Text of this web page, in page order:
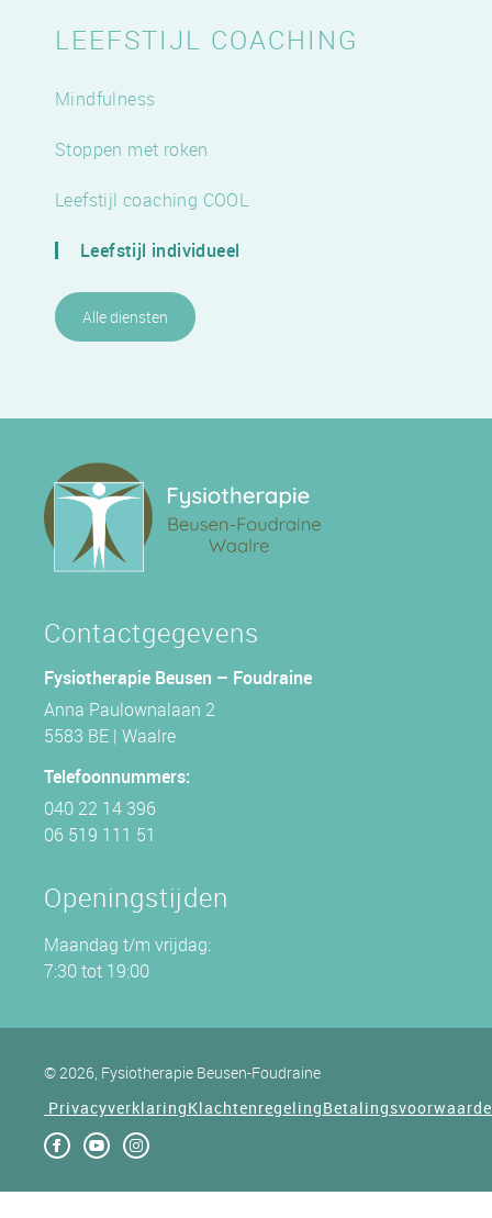
LEEFSTIJL COACHING
Mindfulness
Stoppen met roken
Leefstijl coaching COOL
Leefstijl individueel
Alle diensten
Contactgegevens
Fysiotherapie Beusen – Foudraine
Anna Paulownalaan 2
5583 BE | Waalre
Telefoonnummers:
040 22 14 396
06 519 111 51
Openingstijden
Maandag t/m vrijdag:
7:30 tot 19:00
© 2026, Fysiotherapie Beusen-Foudraine
PrivacyverklaringKlachtenregeling